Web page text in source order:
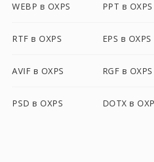
WEBP в OXPS PPT в OXPS
RTF в OXPS EPS в OXPS
AVIF в OXPS RGF в OXPS
PSD в OXPS DOTX в